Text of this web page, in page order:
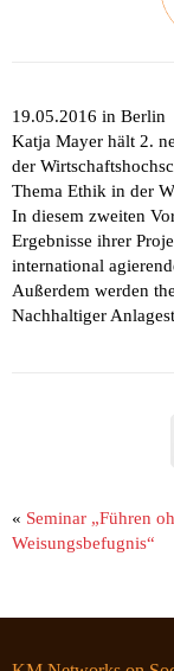
19.05.2016 in Berlin
Katja Mayer hält 2.
der
Thema Ethik in der
In diesem zweiten
Ergebnisse ihrer
international
Außerdem werden
Nachhaltiger
« Seminar „Führen
Weisungsbefugnis“